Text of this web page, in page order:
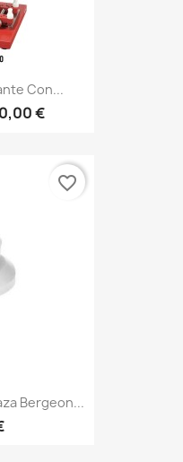
Con...
€
Bergeon...
favorite_border